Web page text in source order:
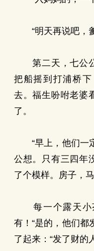
“明天再说吧，爹
第二天，七公公
把船摇到打浦桥
去。福生吩咐老婆
了。
“早上，他们一定
公想。只有三四年
了个模样。房子，
每一个露天小
有！“是的，他们都
了起来：“发了财的